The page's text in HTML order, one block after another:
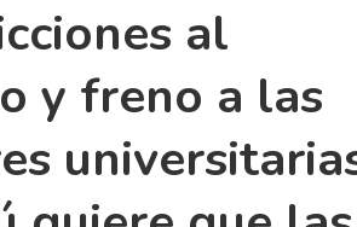
al
y freno a las